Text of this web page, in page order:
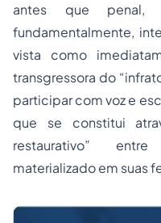
antes que
fundamentalmente,
vista como
transgressora do
participar com voz e
que se constitui
restaurativo” entre
materializado em suas